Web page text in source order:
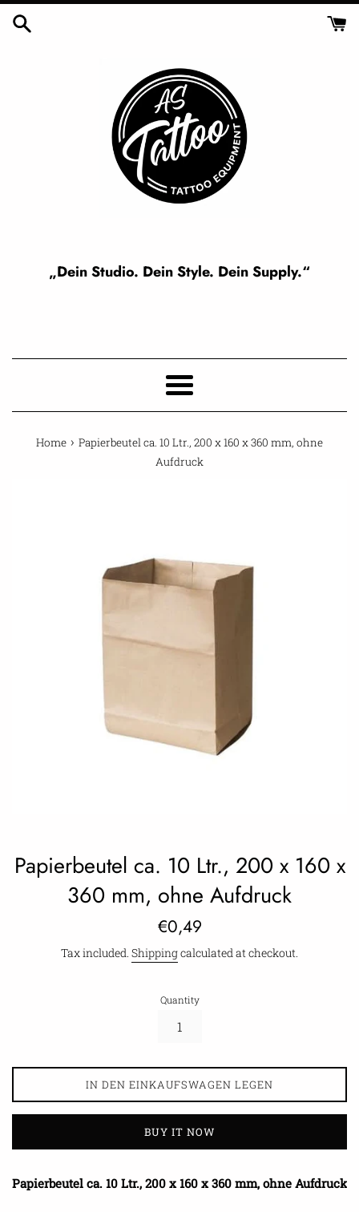
Skip
„Dein Studio. Dein Style. Dein Supply.“
Menu
Home › Papierbeutel ca. 10 Ltr., 200 x 160 x 360 mm, ohne
Aufdruck
Papierbeutel ca. 10 Ltr., 200 x 160 x
360 mm, ohne Aufdruck
Regular
price
€0,49
Tax included. Shippingcalculated at checkout.
Quantity
IN DEN EINKAUFSWAGEN LEGEN
BUY IT NOW
Papierbeutel ca. 10 Ltr., 200 x 160 x 360 mm, ohne Aufdruck